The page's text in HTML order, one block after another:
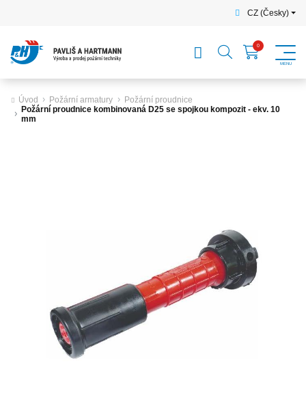
CZ (Česky)
Úvod Požární armatury
Požární proudnice
Požární proudnice kombinovaná D25 se spojkou kompozit - ekv. 10
mm